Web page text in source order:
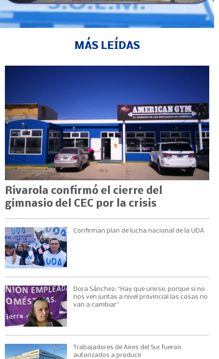
MÁS LEÍDAS
Rivarola confirmó el cierre del
gimnasio del CEC por la crisis
Confirman plan de lucha nacional de la UDA
Dora Sánchez: “Hay que unirse, porque si no
nos ven juntas a nivel provincial las cosas no
van a cambiar”
Trabajadores de Aires del Sur fueron
autorizados a producir